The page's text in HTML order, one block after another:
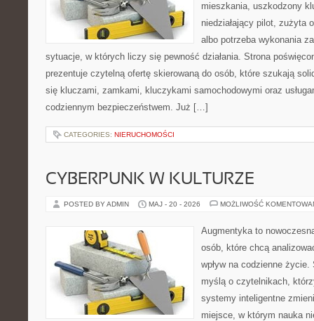
mieszkania, uszkodzony
niedziałający pilot, zużyta
albo potrzeba wykonania
sytuacje, w których liczy się pewność działania. Strona
prezentuje czytelną ofertę skierowaną do osób, które szukają
się kluczami, zamkami, kluczykami samochodowymi oraz
codziennym bezpieczeństwem. Już […]
CATEGORIES: NIERUCHOMOŚCI
CYBERPUNK W KULTURZE
POSTED BY ADMIN MAJ - 20 - 2026 MOŻLIWOŚĆ
Augmentyka to
osób, które chcą
wpływ na codzienne
myślą o czytelnikach,
systemy inteligentne
miejsce, w którym nauka